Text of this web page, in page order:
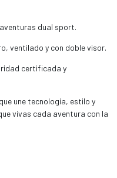
dual sport.
ventilado y con doble visor.
certificada y
une tecnología, estilo y
vivas cada aventura con la